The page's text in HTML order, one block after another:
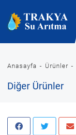
Anasayfa Ürünler
Diğer Ürünler